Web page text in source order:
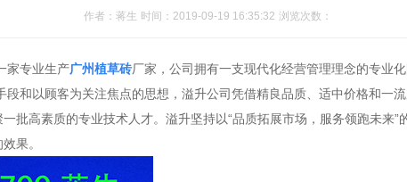
作者：蒋生 时间：2019-09-19 16:35:32 浏览次数：
家专业生产广州植草砖厂家，公司拥有一支现代化经营管理理念的专业化
段和以顾客为关注焦点的思想，溢升公司凭借精良品质、适中价格和一
批高素质的专业技术人才。溢升坚持以“品质拓展市场，服务领跑未来”
果。